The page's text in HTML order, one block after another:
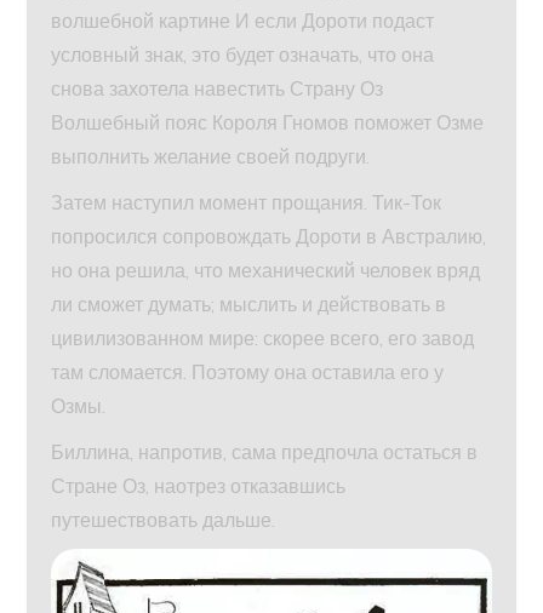
волшебной картине И если Дороти подаст
условный знак, это будет означать, что она
снова захотела навестить Страну Оз
Волшебный пояс Короля Гномов поможет Озме
выполнить желание своей подруги.
Затем наступил момент прощания. Тик-Ток
попросился сопровождать Дороти в Австралию,
но она решила, что механический человек вряд
ли сможет думать; мыслить и действовать в
цивилизованном мире: скорее всего, его завод
там сломается. Поэтому она оставила его у
Озмы.
Биллина, напротив, сама предпочла остаться в
Стране Оз, наотрез отказавшись
путешествовать дальше.